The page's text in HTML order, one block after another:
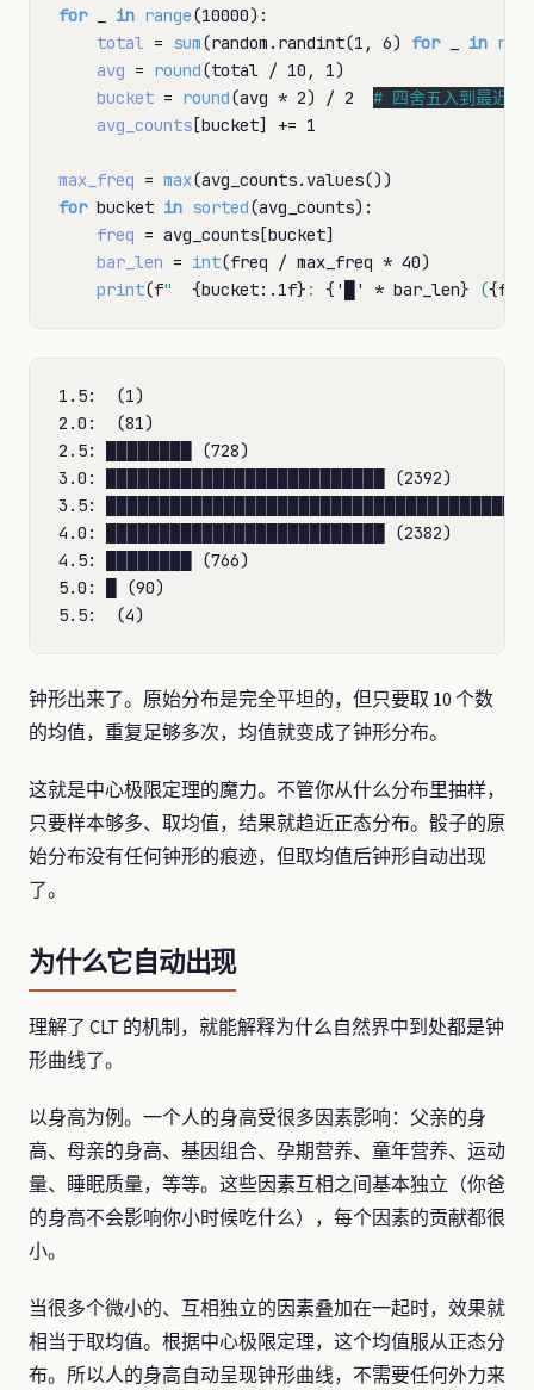
for _ in range(10000):
total = sum(random.randint(1, 6) for _ in
avg = round(total / 10, 1)
bucket = round(avg * 2) / 2 #
avg_counts [bucket] += 1
max_freq = max
for bucket in sorted(avg_counts):
freq = avg_counts[bucket]
bar_len = int(freq / max_freq * 40)
print(f" {bucket:.1f} : {'█' * bar_len} (
1.5:  (1)
2.0:  (81)
2.5: ████████ (728)
3.0: ██████████████████████████ (2392)
3.5:
4.0: ██████████████████████████ (2382)
4.5: ████████ (766)
5.0: █ (90)
钟形出来了。原始分布是完全平坦的，但只要取 10 个数
的均值，重复足够多次，均值就变成了钟形分布。
这就是中心极限定理的魔力。不管你从什么分布里抽样，
只要样本够多、取均值，结果就趋近正态分布。骰子的原
始分布没有任何钟形的痕迹，但取均值后钟形自动出现
了。
为什么它自动出现
理解了 CLT 的机制，就能解释为什么自然界中到处都是钟
形曲线了。
以身高为例。一个人的身高受很多因素影响：父亲的身
高、母亲的身高、基因组合、孕期营养、童年营养、运动
量、睡眠质量，等等。这些因素互相之间基本独立（你爸
的身高不会影响你小时候吃什么），每个因素的贡献都很
小。
当很多个微小的、互相独立的因素叠加在一起时，效果就
相当于取均值。根据中心极限定理，这个均值服从正态分
布。所以人的身高自动呈现钟形曲线，不需要任何外力来